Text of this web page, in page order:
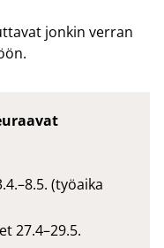
jon­kin ver­ran
(työaika
27.4–29.5.